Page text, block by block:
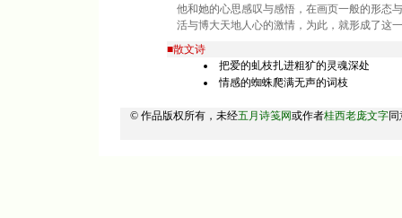
他和她的心思感叹与感悟，在画页一般的形态
活与博大天地人心的激情，为此，就形成了这
■散文诗
把爱的虬枝扎进粗犷的灵魂深处
情感的蜘蛛爬满无声的词枝
© 作品版权所有，未经五月诗笺网或作者桂西老庞文字